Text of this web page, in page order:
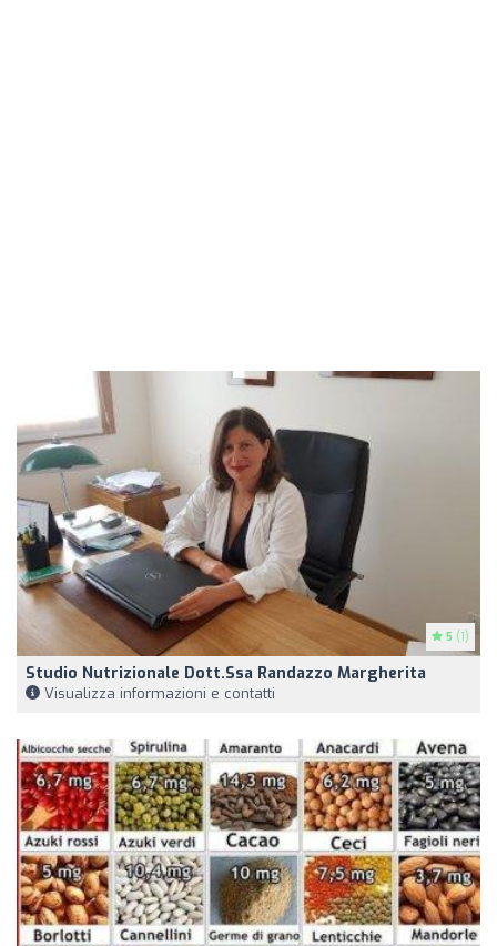
5 (1)
Studio Nutrizionale Dott.ssa Randazzo Margherita
Visualizza informazioni e contatti